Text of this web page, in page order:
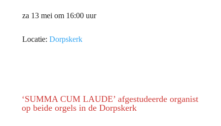
za 13 mei om 16:00 uur
Locatie: Dorpskerk
‘SUMMA CUM LAUDE’ afgestudeerde organist
op beide orgels in de Dorpskerk